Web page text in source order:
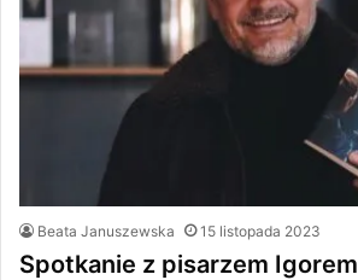
Beata Januszewska 15 listopada 2023
Spotkanie z pisarzem Igorem